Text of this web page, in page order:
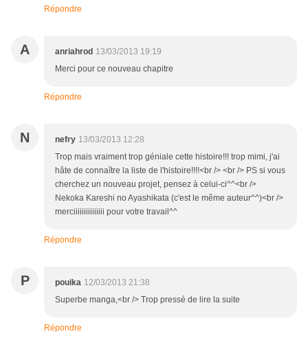
Répondre
A anriahrod 13/03/2013 19:19
Merci pour ce nouveau chapitre
Répondre
N nefry 13/03/2013 12:28
Trop mais vraiment trop géniale cette histoire!!! trop mimi, j'ai
hâte de connaître la liste de l'histoire!!!!<br /> <br /> PS si vous
cherchez un nouveau projet, pensez à celui-ci^^<br />
Nekoka Kareshi no Ayashikata (c'est le même auteur^^)<br />
merciiiiiiiiiiiiiii pour votre travail^^
Répondre
P pouika 12/03/2013 21:38
Superbe manga,<br /> Trop pressé de lire la suite
Répondre